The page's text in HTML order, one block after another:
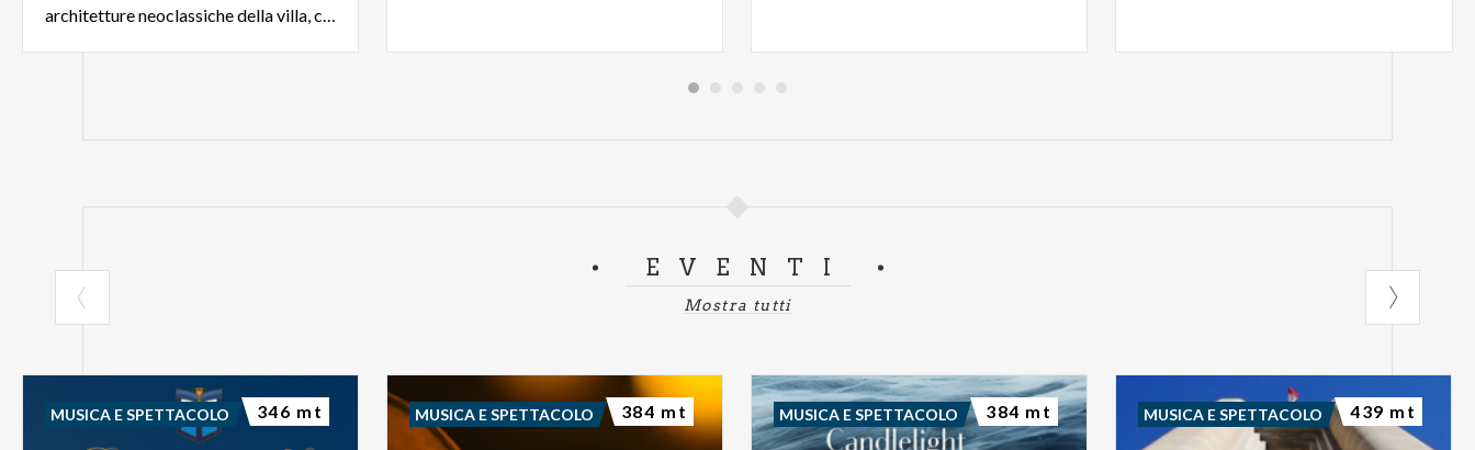
architetture neoclassiche della villa, colpisce i visitatori.
EVENTI
Mostra tutti
MUSICA E SPETTACOLO 346 mt MUSICA E SPETTACOLO 384 mt MUSICA E SPETTACOLO 384 mt MUSICA E SPETTACOLO 439 mt